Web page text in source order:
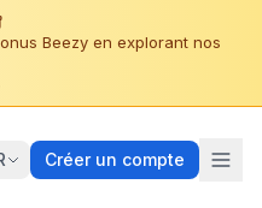
Beezy en explorant nos
Créer un compte